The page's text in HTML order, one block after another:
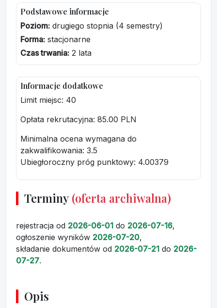
Podstawowe informacje
Poziom: drugiego stopnia (4 semestry)
Forma: stacjonarne
Czas trwania: 2 lata
Informacje dodatkowe
Limit miejsc: 40
Opłata rekrutacyjna: 85.00 PLN
Minimalna ocena wymagana do
zakwalifikowania: 3.5
Ubiegłoroczny próg punktowy: 4.00379
Terminy (oferta archiwalna)
rejestracja od 2026-06-01 do 2026-07-16,
ogłoszenie wyników 2026-07-20,
składanie dokumentów od 2026-07-21 do 2026-
07-27.
Opis